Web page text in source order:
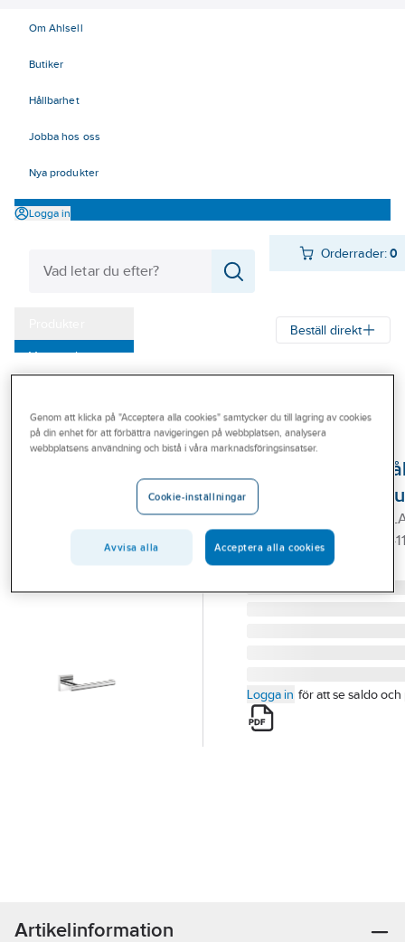
Om Ahlsell
Butiker
Hållbarhet
Jobba hos oss
Nya produkter
Logga in
Orderrader:0
Varumärken
Outlet
Branscher
Beställ direkt
SMEDBO
Smedbo 3411
HOUSE SMEDBO RK
Lev. artikelnr: RK3411
Logga in för att se saldo och
Artikelinformation
Genom att klicka på "Acceptera alla cookies" samtycker du till lagring av cookies
på din enhet för att förbättra navigeringen på webbplatsen, analysera
webbplatsens användning och bistå i våra marknadsföringsinsatser.
Cookie-inställningar
Avvisa alla Acceptera alla cookies